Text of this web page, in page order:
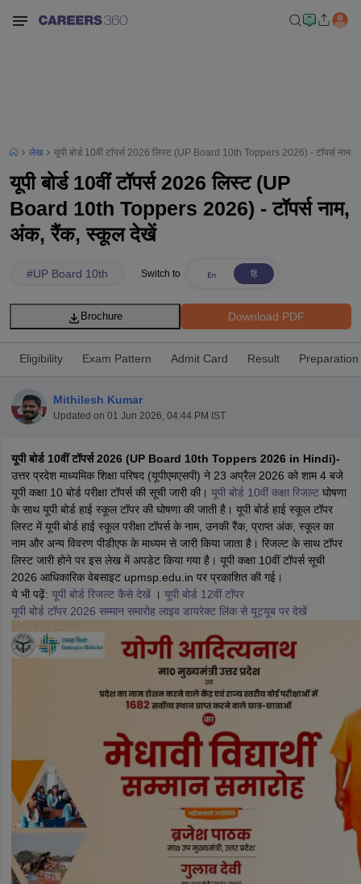
Time Table 2026
12th Supplementary Result 2026
TN 11th Arrear Result 2026
Marksheet 2026
CBSE Second Board Result 2026 Roll Number
HS Result 2026
CBSE Class 12 Result Link 2026
Punjab
CBSE 10th Science Question Paper 2026 Second Exam
CBSE 10th
Question Paper 2026 TS Inter Supplementary Question
Karnataka SSLC Goa Board SSC PSEB 10th
Exam
MP Board 12thUK Board 12th Goa Board HSSC
Public School Admissions Navyug School Admission
MGGS School
Schools in JaipurSchools in LucknowSchools in Gurgaon
Schools in Punjab
Schools in Bihar
Medium Schools in India
Gujarati Medium Schools in India
Army Public Schools in India
HBSE 12th Syllabus HPBOSE 12th Syllabus
NBSE HSSLC
Class 12 Question PapersHBSE 12th Question Papers
Goa Board SSC Question Paper
Manipur
10th SyllabusJAC 10th SyllabusOdisha 10th SyllabusKerala
Syllabus for Class 11 Syllabus for Class 12
NCERT
2026
UP Scholarship
Knowledge OlympiadHBCSE Mathematical Olympiad View All
लेख यूपी बोर्ड 10वीं टॉपर्स 2026 लिस्ट (UP Board 10th Toppers 2026) - टॉपर्स
यूपी बोर्ड 10वीं टॉपर्स 2026 लिस्ट (UP
Board 10th Toppers 2026) - टॉपर्स नाम,
अंक, रैंक, स्कूल देखें
#UP Board 10th Switch to
Download PDF
Brochure
Eligibility Exam Pattern Admit Card Result Preparation
Mithilesh Kumar
Updated on 01 Jun 2026, 04:44 PM IST
यूपी बोर्ड 10वीं टॉपर्स 2026 (UP Board 10th Toppers 2026 in Hindi)-
उत्तर प्रदेश माध्यमिक शिक्षा परिषद (यूपीएमएसपी) ने 23 अप्रैल 2026 को शाम 4 बजे
यूपी कक्षा 10 बोर्ड परीक्षा टॉपर्स की सूची जारी की। यूपी बोर्ड 10वीं कक्षा रिजल्टघोषणा
के साथ यूपी बोर्ड हाई स्कूल टॉपर की घोषणा की जाती है। यूपी बोर्ड हाई स्कूल टॉपर
लिस्ट में यूपी बोर्ड हाई स्कूल परीक्षा टॉपर्स के नाम, उनकी रैंक, प्राप्त अंक, स्कूल का
नाम और अन्य विवरण पीडीएफ के माध्यम से जारी किया जाता है। रिजल्ट के साथ टॉपर
लिस्ट जारी होने पर इस लेख में अपडेट किया गया है। यूपी कक्षा 10वीं टॉपर्स सूची
2026 आधिकारिक वेबसाइट upmsp.edu.in पर प्रकाशित की गई।
ये भी पढ़ें: यूपी बोर्ड रिजल्ट कैसे देखें। यूपी बोर्ड 12वीं टॉपर
यूपी बोर्ड टॉपर 2026 सम्मान समारोह लाइव डायरेक्ट लिंक से यूट्यूब पर देखें